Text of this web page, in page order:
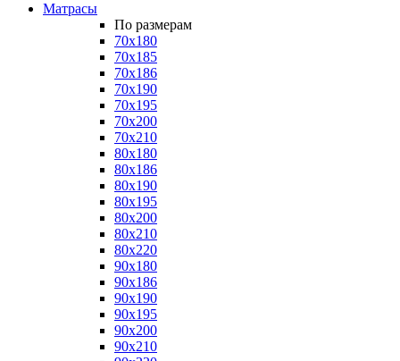
Матрасы
По размерам
70x180
70x185
70x186
70x190
70x195
70x200
70x210
80x180
80x186
80x190
80x195
80x200
80x210
80x220
90x180
90x186
90x190
90x195
90x200
90x210